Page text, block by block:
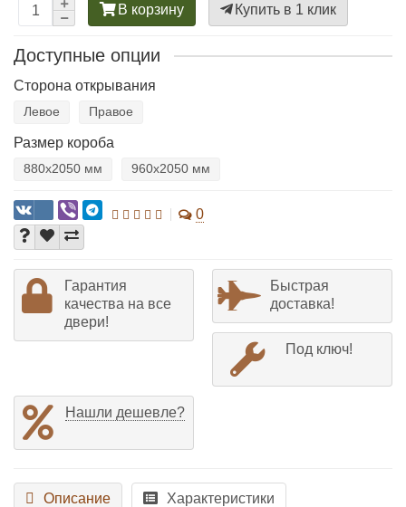
В корзину Купить в 1 клик
Доступные опции
Сторона открывания
Левое Правое
Размер короба
880х2050 мм 960х2050 мм
0
Гарантия
качества на все
двери!
Быстрая
доставка!
Под ключ!
Нашли дешевле?
Описание Характеристики